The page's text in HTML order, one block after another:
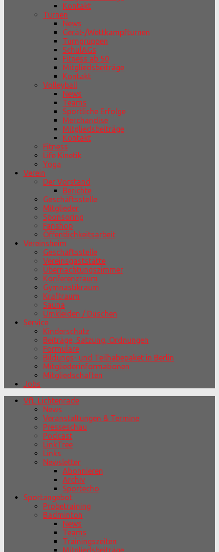
Kontakt
Turnen
News
Gerät-/Wettkampfturnen
Turngruppen
SchulAGs
Fitness ab 50
Mitgliedsbeiträge
Kontakt
Volleyball
News
Teams
Sportliche Erfolge
Merchandise
Mitgliedsbeiträge
Kontakt
Fitness
Life Kinetik
Yoga
Verein
Der Vorstand
Berichte
Geschäftsstelle
Mitglieder
Sponsoring
Fanshop
Öffentlichkeitsarbeit
Vereinsheim
Geschäftsstelle
Vereinsgaststätte
Übernachtungszimmer
Konferenzraum
Gymnastikraum
Kraftraum
Sauna
Umkleiden / Duschen
Service
Kinderschutz
Beiträge, Satzung, Ordnungen
Formulare
Bildungs- und Teilhabepaket in Berlin
Mitgliederinformationen
Mitgliedschaften
Jobs
VfL Lichtenrade
News
Veranstaltungen & Termine
Presseschau
Podcast
LinkTree
Links
Newsletter
Abonnieren
Archiv
Sportecho
Sportangebot
Probetraining
Badminton
News
Teams
Trainingszeiten
Mitgliedsbeiträge